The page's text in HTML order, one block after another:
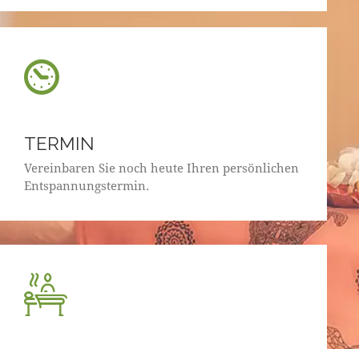
TERMIN
Vereinbaren Sie noch heute Ihren persönlichen
Entspannungstermin.